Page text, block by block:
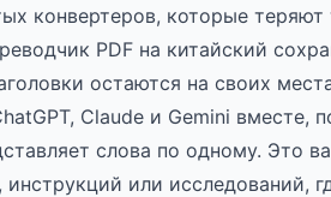
конвертеров, которые
PDF на китайский
остаются на своих
Claude и Gemini вместе,
слова по одному. Это
или исследований,